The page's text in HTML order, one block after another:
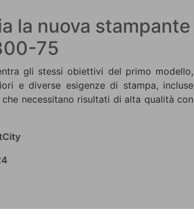
la nuova stampante
75
gli stessi obiettivi del primo modello,
e diverse esigenze di stampa, incluse
necessitano risultati di alta qualità con